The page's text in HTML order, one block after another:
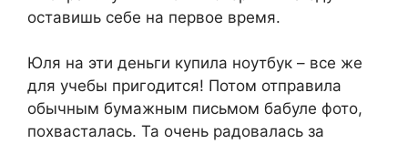
оставишь себе на первое время.
Юля на эти деньги купила ноутбук – все же
для учебы пригодится! Потом отправила
обычным бумажным письмом бабуле фото,
похвасталась. Та очень радовалась за